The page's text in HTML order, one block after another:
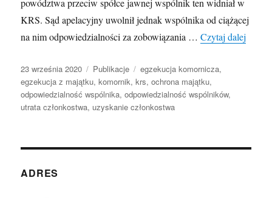
KRS. Sąd apelacyjny uwolnił jednak wspólnika od ciążącej
na nim odpowiedzialności za zobowiązania …Czytaj dalej
Opublikowano
23 września 2020 Kategorie
Publikacje Tagi
egzekucja komornicza,
egzekucja z majątku,komornik,krs,ochrona majątku,
odpowiedzialność wspólnika,odpowiedzialność wspólników,
utrata członkostwa, uzyskanie członkostwa
ADRES